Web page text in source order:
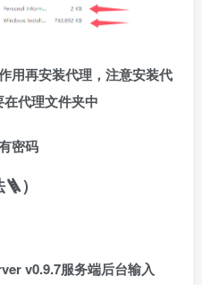
用再安装代理，注意安装代
代理文件夹中
密码
🪜）
v0.9.7服务端后台输入